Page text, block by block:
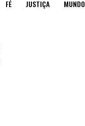
FÉ JUSTIÇA MUNDO